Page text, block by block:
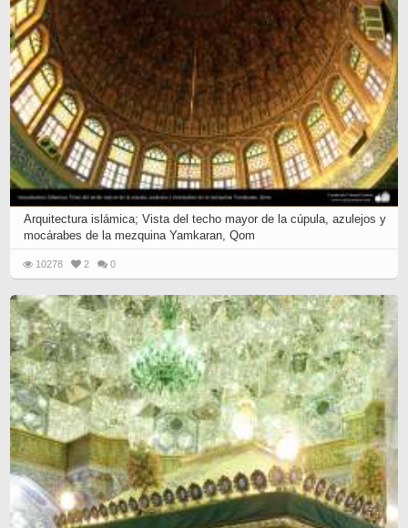
Arquitectura islámica; Vista del techo mayor de la cúpula, azulejos y
mocárabes de la mezquina Yamkaran, Qom
10278 2 0